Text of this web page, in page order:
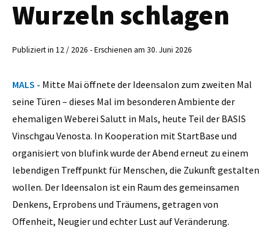
Wurzeln schlagen
Publiziert in 12 / 2026 - Erschienen am 30. Juni 2026
MALS - Mitte Mai öffnete der Ideensalon zum zweiten Mal
seine Türen – dieses Mal im besonderen Ambiente der
ehemaligen Weberei Salutt in Mals, heute Teil der BASIS
Vinschgau Venosta. In Kooperation mit StartBase und
organisiert von blufink wurde der Abend erneut zu einem
lebendigen Treffpunkt für Menschen, die Zukunft gestalten
wollen. Der Ideensalon ist ein Raum des gemeinsamen
Denkens, Erprobens und Träumens, getragen von
Offenheit, Neugier und echter Lust auf Veränderung.